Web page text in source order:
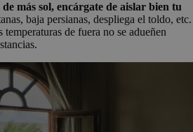
más sol, encárgate de aislar bien tu
baja persianas, despliega el toldo, etc.
de fuera no se adueñen